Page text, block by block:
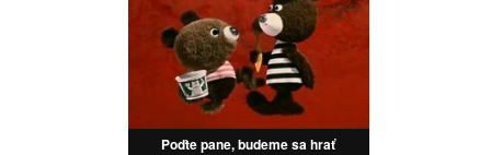
Poďte pane, budeme sa hrať